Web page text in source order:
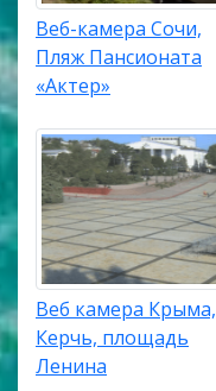
Веб-камера Сочи,
Пляж Пансионата
«Актер»
Веб камера Крыма,
Керчь, площадь
Ленина